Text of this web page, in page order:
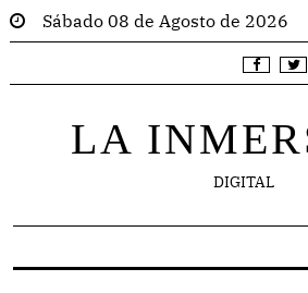
Sábado 08 de Agosto de 2026
LA
DIGITAL